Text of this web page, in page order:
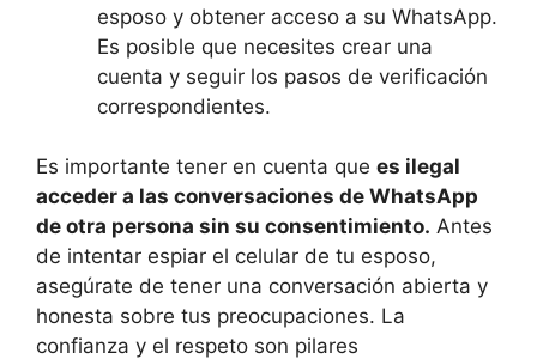
esposo y obtener acceso a su WhatsApp.
Es posible que necesites crear una
cuenta y seguir los pasos de verificación
correspondientes.
Es importante tener en cuenta que es ilegal
acceder a las conversaciones de WhatsApp
de otra persona sin su consentimiento. Antes
de intentar espiar el celular de tu esposo,
asegúrate de tener una conversación abierta y
honesta sobre tus preocupaciones. La
confianza y el respeto son pilares